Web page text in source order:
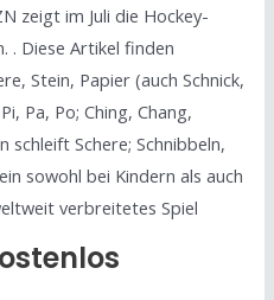
zeigt im Juli die Hockey-
. Diese Artikel finden
Stein, Papier (auch Schnick,
Pa, Po; Ching, Chang,
schleift Schere; Schnibbeln,
sowohl bei Kindern als auch
verbreitetes Spiel